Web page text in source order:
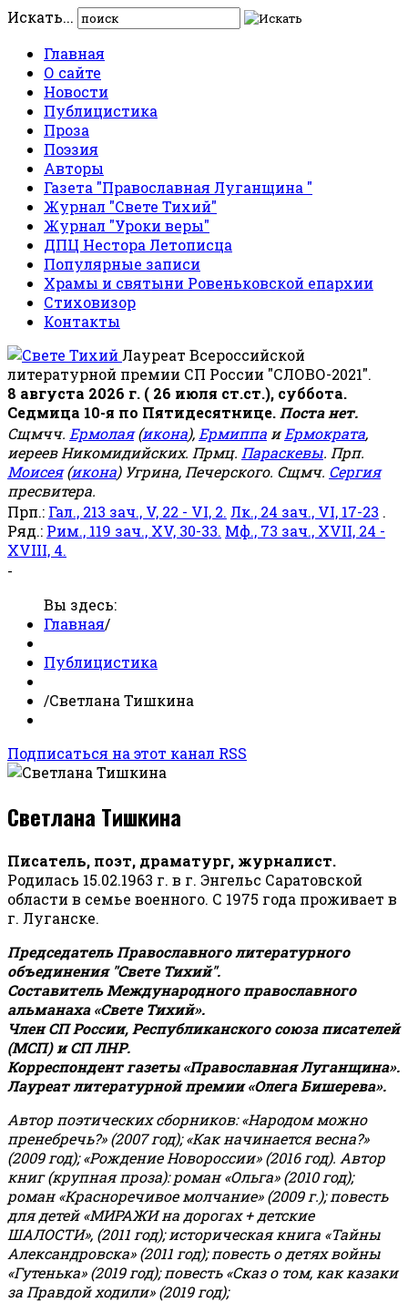
Искать...
Главная
О сайте
Новости
Публицистика
Проза
Поэзия
Авторы
Газета "Православная Луганщина "
Журнал "Свете Тихий"
Журнал "Уроки веры"
ДПЦ Нестора Летописца
Популярные записи
Храмы и святыни Ровеньковской епархии
Стиховизор
Контакты
Лауреат Всероссийской
литературной премии СП России "СЛОВО-2021".
8 августа 2026 г. ( 26 июля ст.ст.), суббота.
Седмица 10-я по Пятидесятнице. Поста нет.
Сщмчч. Ермолая(икона), Ермиппа иЕрмократа,
иереев Никомидийских. Прмц. Параскевы. Прп.
Моисея(икона) Угрина, Печерского. Сщмч. Сергия
пресвитера.
Прп.: Гал., 213 зач., V, 22 - VI, 2. Лк., 24 зач., VI, 17-23 .
Ряд.: Рим., 119 зач., XV, 30-33. Мф., 73 зач., XVII, 24 -
XVIII, 4.
-
Вы здесь:
Главная/
Публицистика
/Светлана Тишкина
Подписаться на этот канал RSS
Светлана Тишкина
Писатель, поэт, драматург, журналист.
Родилась 15.02.1963 г. в г. Энгельс Саратовской
области в семье военного. С 1975 года проживает в
г. Луганске.
Председатель Православного литературного
объединения "Свете Тихий".
Составитель Международного православного
альманаха «Свете Тихий».
Член СП России, Республиканского союза писателей
(МСП) и СП ЛНР.
Корреспондент газеты «Православная Луганщина».
Лауреат литературной премии «Олега Бишерева».
Автор поэтических сборников: «Народом можно
пренебречь?» (2007 год); «Как начинается весна?»
(2009 год); «Рождение Новороссии» (2016 год). Автор
книг (крупная проза): роман «Ольга» (2010 год);
роман «Красноречивое молчание» (2009 г.); повесть
для детей «МИРАЖИ на дорогах + детские
ШАЛОСТИ», (2011 год); историческая книга «Тайны
Александровска» (2011 год); повесть о детях войны
«Гутенька» (2019 год); повесть «Сказ о том, как казаки
за Правдой ходили» (2019 год);